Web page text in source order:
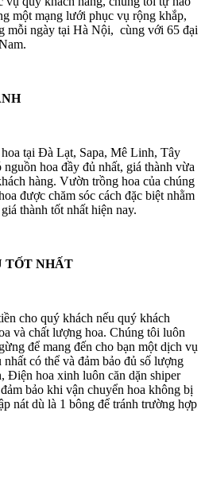
một mạng lưới phục vụ rộng khắp,
mỗi ngày tại Hà Nội, cùng với 65 đại
tại Đà Lạt, Sapa, Mê Linh, Tây
hoa đầy đủ nhất, giá thành vừa
hàng. Vườn trồng hoa của chúng
được chăm sóc cách đặc biệt nhằm
thành tốt nhất hiện nay.
TỐT NHẤT
cho quý khách nếu quý khách
và chất lượng hoa. Chúng tôi luôn
để mang đến cho bạn một dịch vụ
có thể và đảm bảo đủ số lượng
Điện hoa xinh luôn căn dặn shiper
bảo khi vận chuyển hoa không bị
nát dù là 1 bông để tránh trường hợp